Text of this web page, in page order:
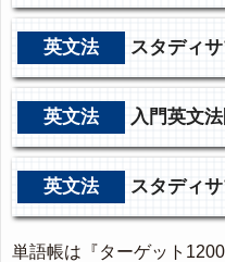
く。
英文法 スタディ
英文法 入門英文
英文法 スタディ
単語帳は『ターゲット